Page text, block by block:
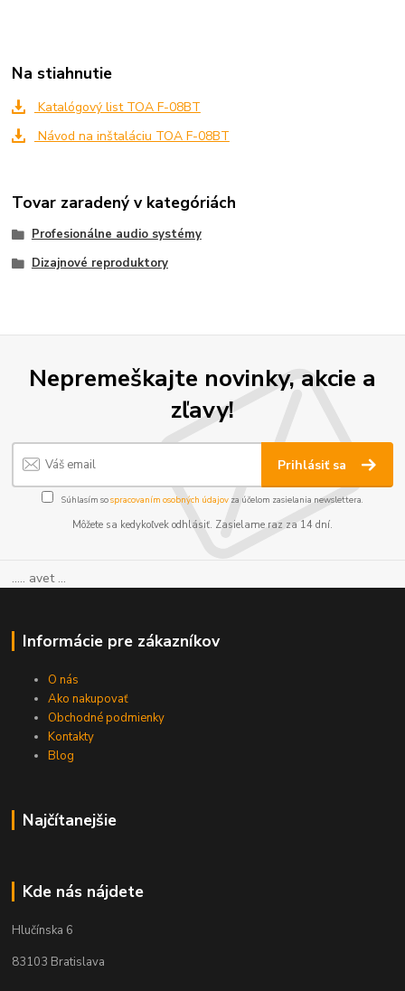
Na stiahnutie
Katalógový list TOA F-08BT
Návod na inštaláciu TOA F-08BT
Tovar zaradený v kategóriách
Profesionálne audio systémy
Dizajnové reproduktory
Nepremeškajte novinky, akcie a
zľavy!
Prihlásiť sa
Súhlasím sospracovaním osobných údajov za účelom zasielania newslettera.
Môžete sa kedykoľvek odhlásiť. Zasielame raz za 14 dní.
..... avet ...
Informácie pre zákazníkov
O nás
Ako nakupovať
Obchodné podmienky
Kontakty
Blog
Najčítanejšie
Kde nás nájdete
Hlučínska 6
83103 Bratislava